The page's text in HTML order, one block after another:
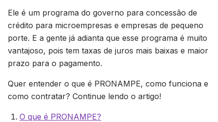
Ele é um programa do governo para concessão de
crédito para microempresas e empresas de pequeno
porte. E a gente já adianta que esse programa é muito
vantajoso, pois tem taxas de juros mais baixas e maior
prazo para o pagamento.
Quer entender o que é PRONAMPE, como funciona e
como contratar? Continue lendo o artigo!
O que é PRONAMPE?